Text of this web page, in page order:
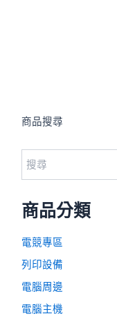
商品搜尋
商品分類
電競專區
列印設備
電腦周邊
電腦主機